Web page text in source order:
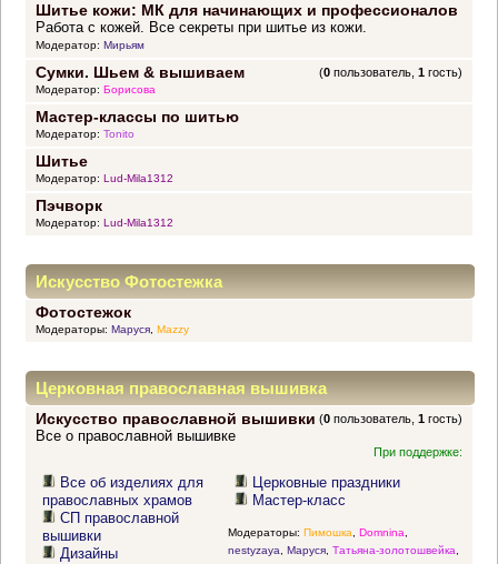
Шитье кожи: МК для начинающих и профессионалов
Работа с кожей. Все секреты при шитье из кожи.
Модератор: Мирьям
Сумки. Шьем & вышиваем (0 пользователь,1 гость)
Модератор: Борисова
Мастер-классы по шитью
Модератор: Tonito
Шитье
Модератор: Lud-Mila1312
Пэчворк
Модератор: Lud-Mila1312
Искусство Фотостежка
Фотостежок
Модераторы: Маруся, Mazzy
Церковная православная вышивка
Искусство православной вышивки (0 пользователь,1 гость)
Все о православной вышивке
При поддержке:
Все об изделиях для
православных храмов
СП православной
вышивки
Дизайны
Церковные праздники
Мастер-класс
Модераторы: Пимошка Domnina
nestyzaya
Маруся, Татьяна-золотошвейка